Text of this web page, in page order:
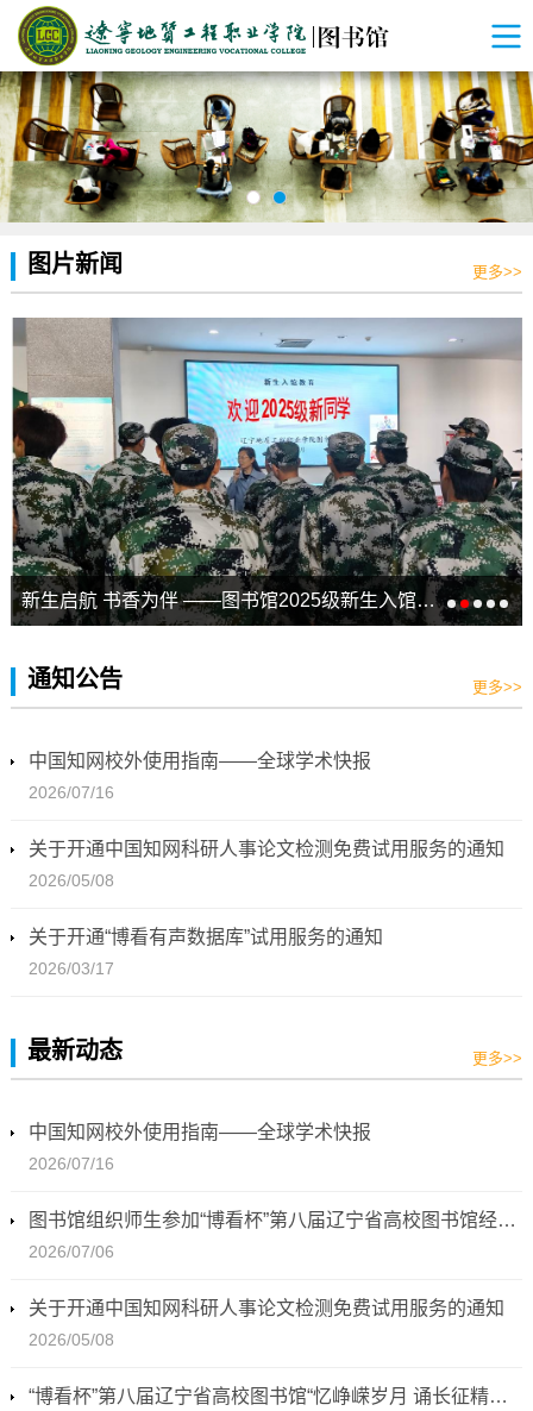
图片新闻 更多>>
新生启航 书香为伴 ——图书馆2025级新生入馆教育活动圆满结束
通知公告 更多>>
中国知网校外使用指南——全球学术快报
2026/07/16
关于开通中国知网科研人事论文检测免费试用服务的通知
2026/05/08
关于开通“博看有声数据库”试用服务的通知
2026/03/17
最新动态 更多>>
中国知网校外使用指南——全球学术快报
2026/07/16
图书馆组织师生参加“博看杯”第八届辽宁省高校图书馆经典朗读活动喜获奖项
2026/07/06
关于开通中国知网科研人事论文检测免费试用服务的通知
2026/05/08
“博看杯”第八届辽宁省高校图书馆“忆峥嵘岁月 诵长征精神”经典朗读活动方案